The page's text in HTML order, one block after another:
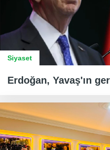
Siyaset
Erdoğan, Yavaş'ın